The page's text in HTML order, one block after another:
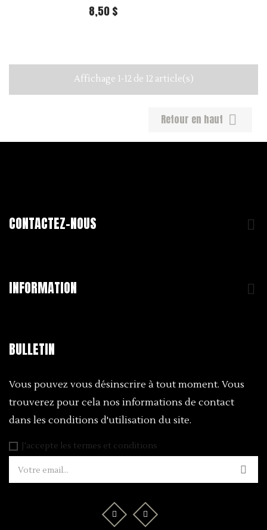
8,50 $
Affichage 1-12 de 12 article(s)
Retour en haut 
CONTACTEZ-NOUS 
INFORMATION 
BULLETIN
Vous pouvez vous désinscrire à tout moment. Vous
trouverez pour cela nos informations de contact
dans les conditions d'utilisation du site.
J'accepte les termes et conditions